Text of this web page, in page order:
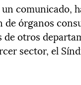
comunicado,
órganos
de otros
sector, el